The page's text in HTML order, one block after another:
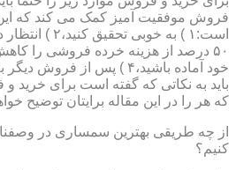
فروش موفقیت آمیز کمک می کند که
۵۰ درصد از هزینه خرده فروشی را
خود آماده باشید،۴ ) پس از
باید به نکاتی که گفته است برای خرید
که هر را در این مقاله برایتان توضیح
از چه طریقی بهترین سمساری در
کنیم؟